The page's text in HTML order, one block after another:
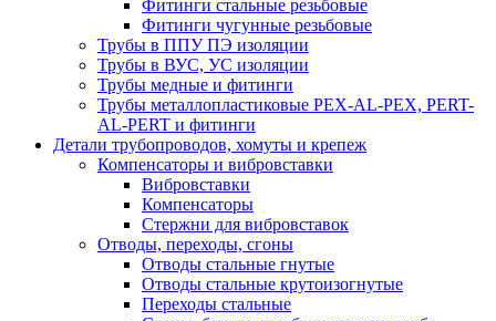
Фитинги стальные резьбовые
Фитинги чугунные резьбовые
Трубы в ППУ ПЭ изоляции
Трубы в ВУС, УС изоляции
Трубы медные и фитинги
Трубы металлопластиковые PEX-AL-PEX, PERT-
AL-PERT и фитинги
Детали трубопроводов, хомуты и крепеж
Компенсаторы и вибровставки
Вибровставки
Компенсаторы
Стержни для вибровставок
Отводы, переходы, сгоны
Отводы стальные гнутые
Отводы стальные крутоизогнутые
Переходы стальные